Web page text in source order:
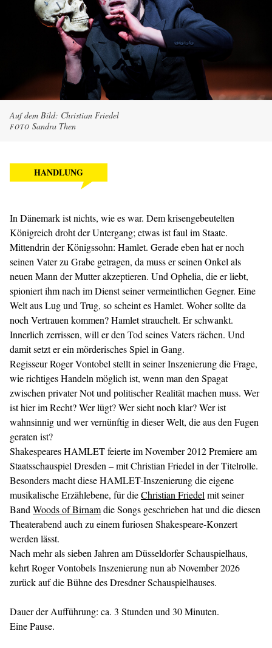
Auf dem Bild: Christian Friedel
FOTO Sandra Then
HANDLUNG
In Dänemark ist nichts, wie es war. Dem krisengebeutelten
Königreich droht der Untergang; etwas ist faul im Staate.
Mittendrin der Königssohn: Hamlet. Gerade eben hat er noch
seinen Vater zu Grabe getragen, da muss er seinen Onkel als
neuen Mann der Mutter akzeptieren. Und Ophelia, die er liebt,
spioniert ihm nach im Dienst seiner vermeintlichen Gegner. Eine
Welt aus Lug und Trug, so scheint es Hamlet. Woher sollte da
noch Vertrauen kommen? Hamlet strauchelt. Er schwankt.
Innerlich zerrissen, will er den Tod seines Vaters rächen. Und
damit setzt er ein mörderisches Spiel in Gang.
Regisseur Roger Vontobel stellt in seiner Inszenierung die Frage,
wie richtiges Handeln möglich ist, wenn man den Spagat
zwischen privater Not und politischer Realität machen muss. Wer
ist hier im Recht? Wer lügt? Wer sieht noch klar? Wer ist
wahnsinnig und wer vernünftig in dieser Welt, die aus den Fugen
geraten ist?
Shakespeares HAMLET feierte im November 2012 Premiere am
Staatsschauspiel Dresden – mit Christian Friedel in der Titelrolle.
Besonders macht diese HAMLET-Inszenierung die eigene
musikalische Erzählebene, für dieChristian Friedel mit seiner
Band Woods of Birnamdie Songs geschrieben hat und die diesen
Theaterabend auch zu einem furiosen Shakespeare-Konzert
werden lässt.
Nach mehr als sieben Jahren am Düsseldorfer Schauspielhaus,
kehrt Roger Vontobels Inszenierung nun ab November 2026
zurück auf die Bühne des Dresdner Schauspielhauses.
Dauer der Aufführung: ca. 3 Stunden und 30 Minuten.
Eine Pause.